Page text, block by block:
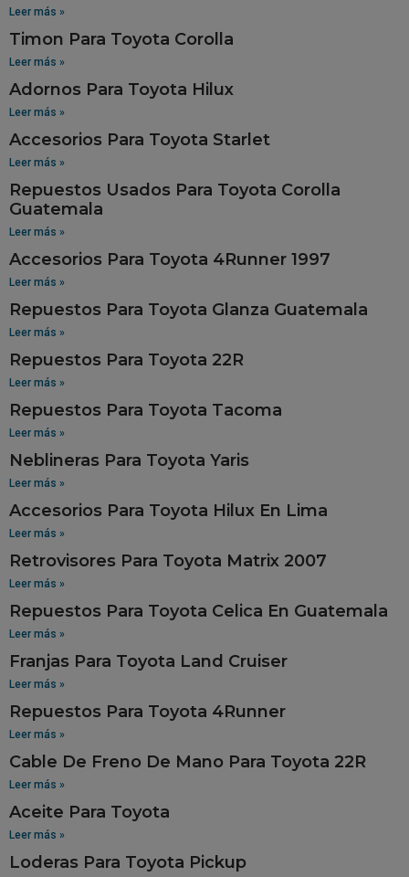
Leer más »
Timon Para Toyota Corolla
Leer más »
Adornos Para Toyota Hilux
Leer más »
Accesorios Para Toyota Starlet
Leer más »
Repuestos Usados Para Toyota Corolla
Guatemala
Leer más »
Accesorios Para Toyota 4Runner 1997
Leer más »
Repuestos Para Toyota Glanza Guatemala
Leer más »
Repuestos Para Toyota 22R
Leer más »
Repuestos Para Toyota Tacoma
Leer más »
Neblineras Para Toyota Yaris
Leer más »
Accesorios Para Toyota Hilux En Lima
Leer más »
Retrovisores Para Toyota Matrix 2007
Leer más »
Repuestos Para Toyota Celica En Guatemala
Leer más »
Franjas Para Toyota Land Cruiser
Leer más »
Repuestos Para Toyota 4Runner
Leer más »
Cable De Freno De Mano Para Toyota 22R
Leer más »
Aceite Para Toyota
Leer más »
Loderas Para Toyota Pickup